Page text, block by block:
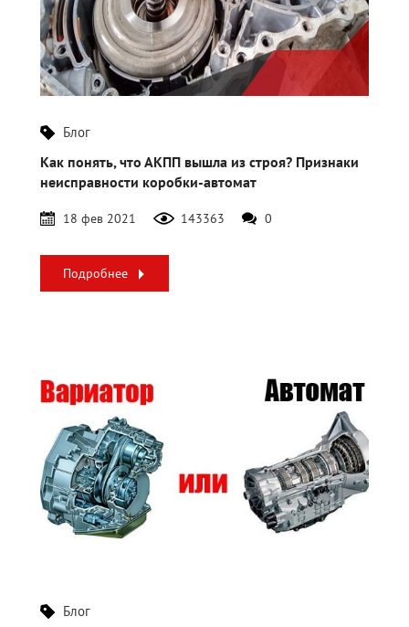
Блог
Как понять, что АКПП вышла из строя? Признаки
неисправности коробки-автомат
18 фев 2021 143363 0
Подробнее
Блог